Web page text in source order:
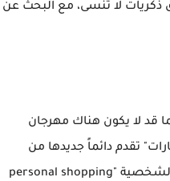
ذكريات لا تُنسى، مع البحث عن
قد لا يكون هناك مهرجان
تقدم دائماً جديدها من
العلامات التجارية العالمية "international luxury brands" وتجارب التسوق الشخصية "personal shopping